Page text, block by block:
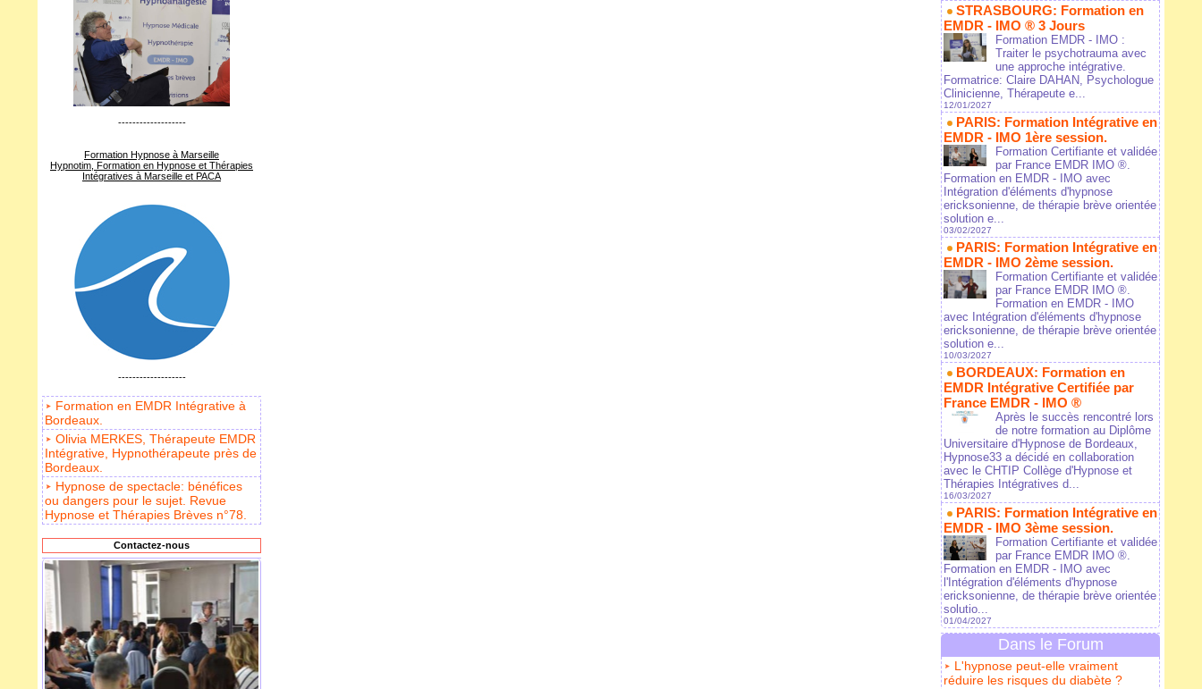
-------------------
Formation Hypnose à Marseille
Hypnotim, Formation en Hypnose et Thérapies
Intégratives à Marseille et PACA
-------------------
Formation en EMDR Intégrative à
Bordeaux.
Olivia MERKES, Thérapeute EMDR
Intégrative, Hypnothérapeute près de
Bordeaux.
Hypnose de spectacle: bénéfices
ou dangers pour le sujet. Revue
Hypnose et Thérapies Brèves n°78.
Contactez-nous
STRASBOURG: Formation en
EMDR - IMO ® 3 Jours
Formation EMDR - IMO :
Traiter le psychotrauma avec
une approche intégrative.
Formatrice: Claire DAHAN, Psychologue
Clinicienne, Thérapeute e...
12/01/2027
PARIS: Formation Intégrative en
EMDR - IMO 1ère session.
Formation Certifiante et validée
par France EMDR IMO ®.
Formation en EMDR - IMO avec
Intégration d'éléments d'hypnose
ericksonienne, de thérapie brève orientée
solution e...
03/02/2027
PARIS: Formation Intégrative en
EMDR - IMO 2ème session.
Formation Certifiante et validée
par France EMDR IMO ®.
Formation en EMDR - IMO
avec Intégration d'éléments d'hypnose
ericksonienne, de thérapie brève orientée
solution e...
10/03/2027
BORDEAUX: Formation en
EMDR Intégrative Certifiée par
France EMDR - IMO ®
Après le succès rencontré lors
de notre formation au Diplôme
Universitaire d'Hypnose de Bordeaux,
Hypnose33 a décidé en collaboration
avec le CHTIP Collège d'Hypnose et
Thérapies Intégratives d...
16/03/2027
PARIS: Formation Intégrative en
EMDR - IMO 3ème session.
Formation Certifiante et validée
par France EMDR IMO ®.
Formation en EMDR - IMO avec
l'Intégration d'éléments d'hypnose
ericksonienne, de thérapie brève orientée
solutio...
01/04/2027
Dans le Forum
L'hypnose peut-elle vraiment
réduire les risques du diabète ?